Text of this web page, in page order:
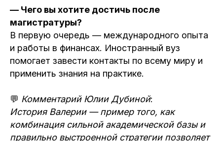
— Чего вы хотите достичь после
магистратуры?
В первую очередь — международного опыта
и работы в финансах. Иностранный вуз
помогает завести контакты по всему миру и
применить знания на практике.
💬 Комментарий Юлии Дубиной:
История Валерии — пример того, как
комбинация сильной академической базы и
правильно выстроенной стратегии позволяет